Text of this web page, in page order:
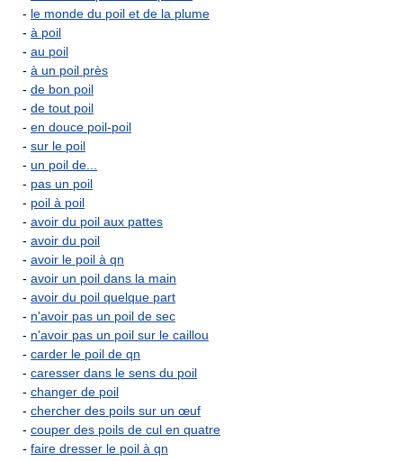
- le monde du poil et de la plume
- à poil
- au poil
- à un poil près
- de bon poil
- de tout poil
- en douce poil-poil
- sur le poil
- un poil de...
- pas un poil
- poil à poil
- avoir du poil aux pattes
- avoir du poil
- avoir le poil à qn
- avoir un poil dans la main
- avoir du poil quelque part
- n'avoir pas un poil de sec
- n'avoir pas un poil sur le caillou
- carder le poil de qn
- caresser dans le sens du poil
- changer de poil
- chercher des poils sur un œuf
- couper des poils de cul en quatre
- faire dresser le poil à qn